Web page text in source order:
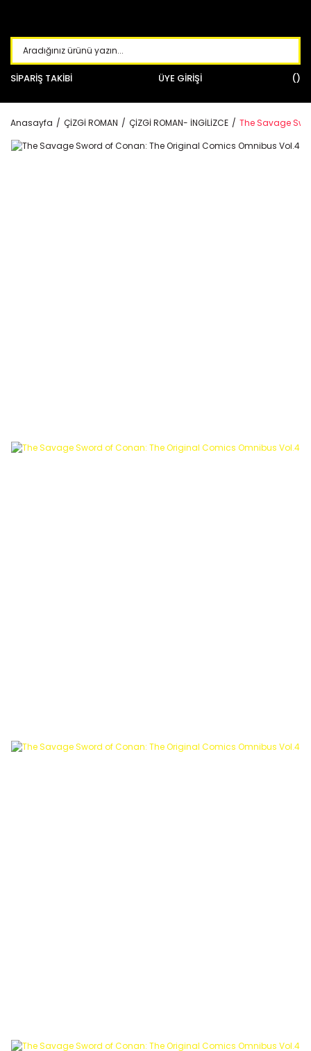
SİPARİŞ TAKİBİ ÜYE GİRİŞİ
Anasayfa ÇİZGİ ROMAN ÇİZGİ ROMAN- İNGİLİZCE The Savage